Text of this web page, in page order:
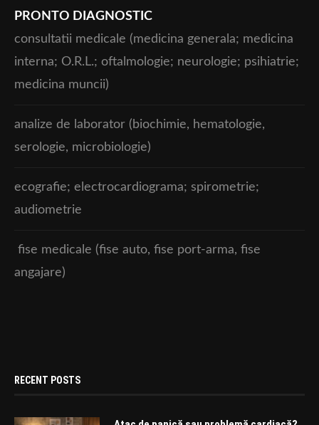
PRONTO DIAGNOSTIC
consultatii medicale (medicina generala; medicina
interna; O.R.L.; oftalmologie; neurologie; psihiatrie;
medicina muncii)
analize de laborator (biochimie, hematologie,
serologie, microbiologie)
ecografie; electrocardiograma; spirometrie;
audiometrie
fise medicale (fise auto, fise port-arma, fise
angajare)
RECENT POSTS